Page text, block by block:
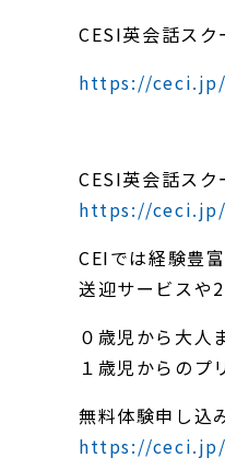
CESI英会話ス
https://
CESI英会話ス
https://
CEIでは経験豊
送迎サービスや
０歳児から大人
１歳児からのプ
無料体験申し込
https://